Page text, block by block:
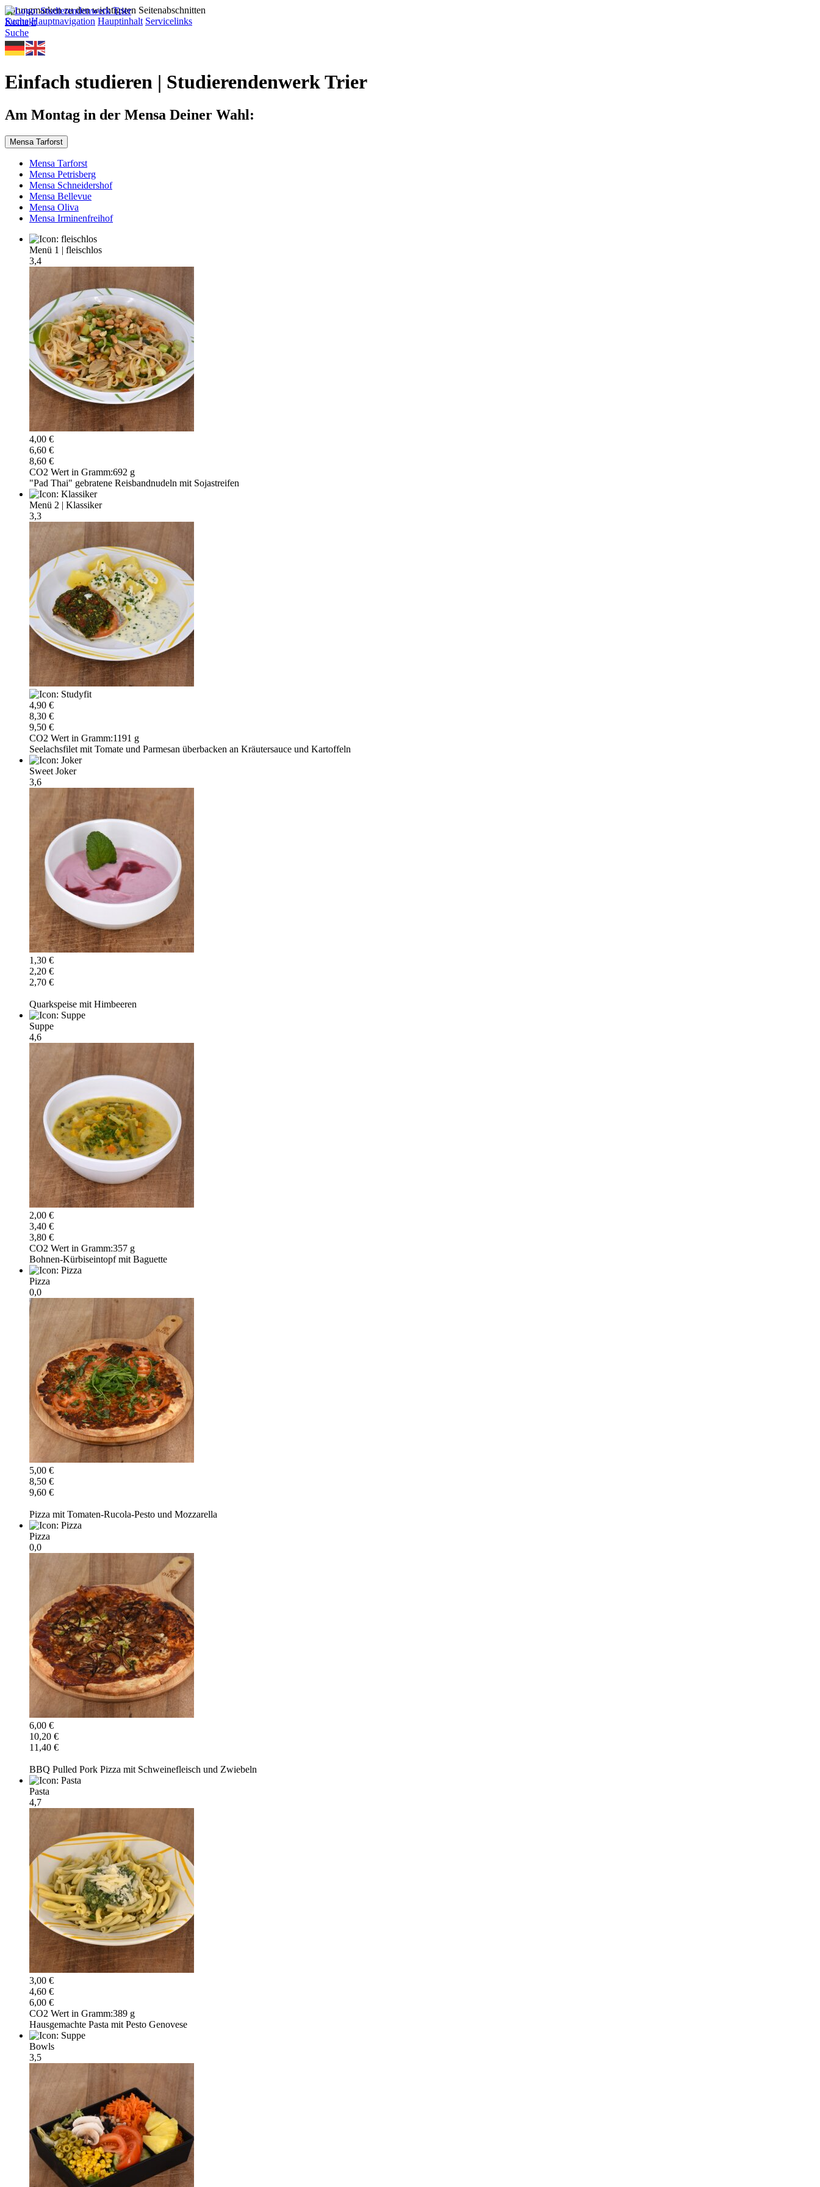
Sprungmarken zu den wichtigsten Seitenabschnitten
Suche Hauptnavigation Hauptinhalt Servicelinks
Kontakt
Suche
Einfach studieren | Studierendenwerk Trier
Am Montag in der Mensa Deiner Wahl:
Mensa Tarforst
Mensa Tarforst
Mensa Petrisberg
Mensa Schneidershof
Mensa Bellevue
Mensa Oliva
Mensa Irminenfreihof
Menü 1 | fleischlos
3,4
4,00 €
6,60 €
8,60 €
CO2 Wert in Gramm:692 g
"Pad Thai" gebratene Reisbandnudeln mit Sojastreifen
Menü 2 | Klassiker
3,3
4,90 €
8,30 €
9,50 €
CO2 Wert in Gramm:1191 g
Seelachsfilet mit Tomate und Parmesan überbacken an Kräutersauce und Kartoffeln
Sweet Joker
3,6
1,30 €
2,20 €
2,70 €
Quarkspeise mit Himbeeren
Suppe
4,6
2,00 €
3,40 €
3,80 €
CO2 Wert in Gramm:357 g
Bohnen-Kürbiseintopf mit Baguette
Pizza
0,0
5,00 €
8,50 €
9,60 €
Pizza mit Tomaten-Rucola-Pesto und Mozzarella
Pizza
0,0
6,00 €
10,20 €
11,40 €
BBQ Pulled Pork Pizza mit Schweinefleisch und Zwiebeln
Pasta
4,7
3,00 €
4,60 €
6,00 €
CO2 Wert in Gramm:389 g
Hausgemachte Pasta mit Pesto Genovese
Bowls
3,5